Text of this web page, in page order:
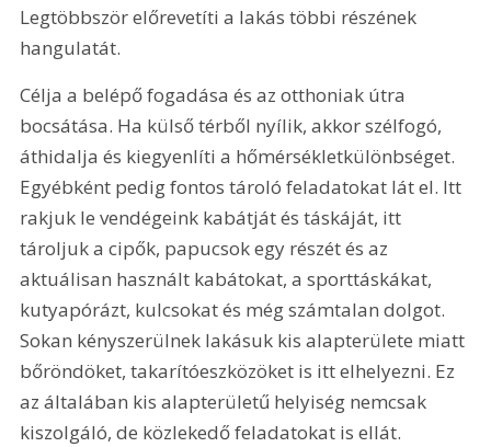
Legtöbbször előrevetíti a lakás többi részének
hangulatát.
Célja a belépő fogadása és az otthoniak útra
bocsátása. Ha külső térből nyílik, akkor szélfogó,
áthidalja és kiegyenlíti a hőmérsékletkülönbséget.
Egyébként pedig fontos tároló feladatokat lát el. Itt
rakjuk le vendégeink kabátját és táskáját, itt
tároljuk a cipők, papucsok egy részét és az
aktuálisan használt kabátokat, a sporttáskákat,
kutyapórázt, kulcsokat és még számtalan dolgot.
Sokan kényszerülnek lakásuk kis alapterülete miatt
bőröndöket, takarítóeszközöket is itt elhelyezni. Ez
az általában kis alapterületű helyiség nemcsak
kiszolgáló, de közlekedő feladatokat is ellát.